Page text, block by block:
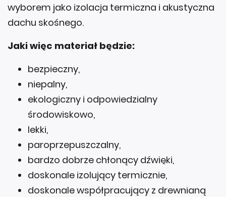
wyborem jako izolacja termiczna i akustyczna
dachu skośnego.
Jaki więc materiał będzie:
bezpieczny,
niepalny,
ekologiczny i odpowiedzialny
środowiskowo,
lekki,
paroprzepuszczalny,
bardzo dobrze chłonący dźwięki,
doskonale izolujący termicznie,
doskonale współpracujący z drewnianą